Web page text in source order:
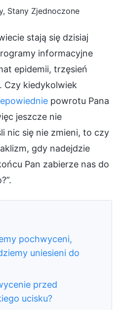
Stany Zjednoczone
stają się dzisiaj
informacyjne
epidemii, trzęsień
Czy kiedykolwiek
powrotu Pana
jeszcze nie
nic się nie zmieni, to czy
gdy nadejdzie
Pan zabierze nas do
pochwyceni,
uniesieni do
przed
ucisku?